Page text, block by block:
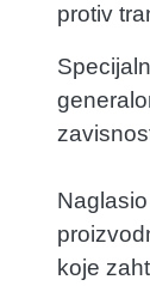
protiv
koje